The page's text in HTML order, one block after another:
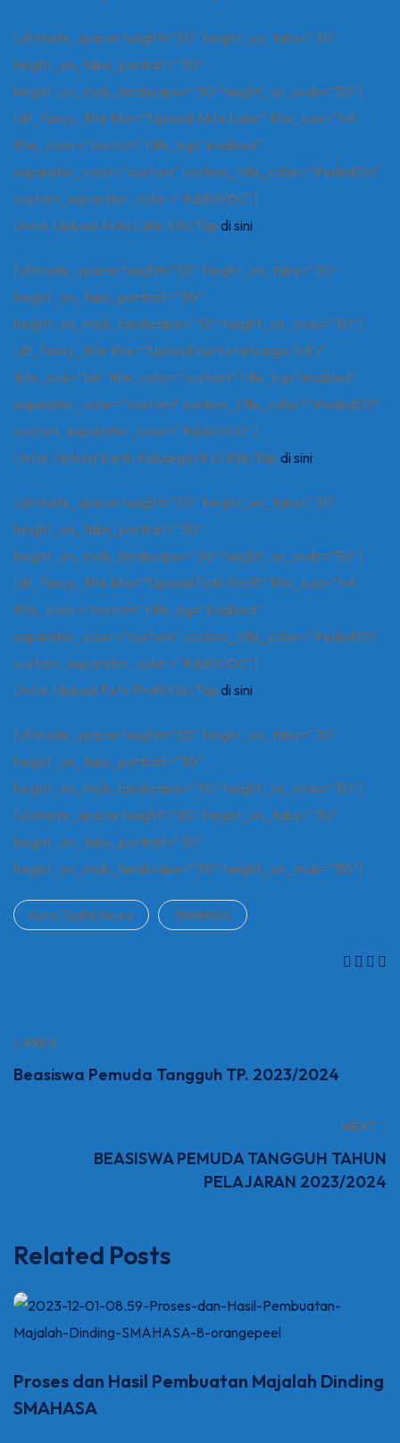
[ultimate_spacer height=”30″ height_on_tabs=”30″
height_on_tabs_portrait=”30″
height_on_mob_landscape=”30″ height_on_mob=”30″]
[dt_fancy_title title=”Upload Akta Lahir” title_size=”h4″
title_color=”custom” title_bg=”enabled”
separator_color=”custom” custom_title_color=”#eded00″
custom_separator_color=”#dd0000″]
Untuk Upload Akta Lahir Klik/Tap di sini
[ultimate_spacer height=”30″ height_on_tabs=”30″
height_on_tabs_portrait=”30″
height_on_mob_landscape=”30″ height_on_mob=”30″]
[dt_fancy_title title=”Upload Kartu Keluarga (KK)”
title_size=”h4″ title_color=”custom” title_bg=”enabled”
separator_color=”custom” custom_title_color=”#eded00″
custom_separator_color=”#dd0000″]
Untuk Upload Kartu Keluarga (KK) Klik/Tap di sini
[ultimate_spacer height=”30″ height_on_tabs=”30″
height_on_tabs_portrait=”30″
height_on_mob_landscape=”30″ height_on_mob=”30″]
[dt_fancy_title title=”Upload Foto Profil” title_size=”h4″
title_color=”custom” title_bg=”enabled”
separator_color=”custom” custom_title_color=”#eded00″
custom_separator_color=”#dd0000″]
Untuk Upload Foto Profil Klik/Tap di sini
[ultimate_spacer height=”30″ height_on_tabs=”30″
height_on_tabs_portrait=”30″
height_on_mob_landscape=”30″ height_on_mob=”30″]
[ultimate_spacer height=”30″ height_on_tabs=”30″
height_on_tabs_portrait=”30″
height_on_mob_landscape=”30″ height_on_mob=”30″]
Data Digital Siswa SMAHASA
PREV
Beasiswa Pemuda Tangguh TP. 2023/2024
NEXT
BEASISWA PEMUDA TANGGUH TAHUN
PELAJARAN 2023/2024
Related Posts
Proses dan Hasil Pembuatan Majalah Dinding
SMAHASA